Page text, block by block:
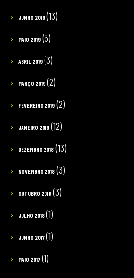
JUNHO 2019(13)
MAIO 2019(5)
ABRIL 2019(3)
MARÇO 2019(2)
FEVEREIRO 2019(2)
JANEIRO 2019(12)
DEZEMBRO 2018(13)
NOVEMBRO 2018(3)
OUTUBRO 2018(3)
JULHO 2018(1)
JUNHO 2017(1)
MAIO 2017(1)